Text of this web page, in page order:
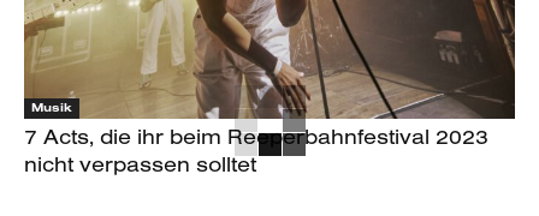
Musik
7 Acts, die ihr beim Reeperbahnfestival 2023
nicht verpassen solltet